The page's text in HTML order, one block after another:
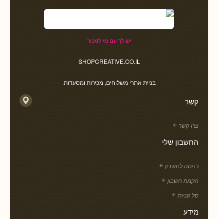
יש לך עם מי למכור
SHOPCREATIVE.CO.IL
בניית אתרי משלוחים, מכירות ומסעדות.
קשר
צרו קשר
החשבון שלי
כניסה לחשבון
הקמת חשבון
סל קניות
מידע